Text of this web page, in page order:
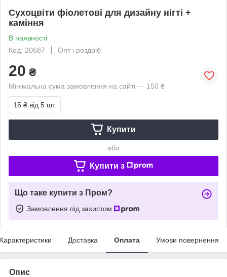
Сухоцвіти фіолетові для дизайну нігті +
каміння
В наявності
Код: 20687
Опт і роздріб
20 ₴
Мінімальна сума замовлення на сайті — 150 ₴
15 ₴ від 5 шт.
Купити
або
Купити з
Що таке купити з Пром?
Замовлення під захистом
Доставка Оплата Умови повернення
Опис